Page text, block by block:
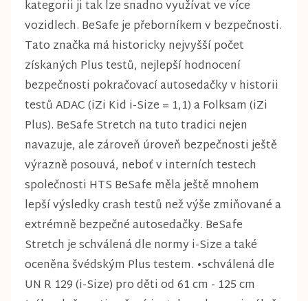
kategorii ji tak lze snadno využívat ve více
vozidlech. BeSafe je přeborníkem v bezpečnosti.
Tato značka má historicky nejvyšší počet
získaných Plus testů, nejlepší hodnocení
bezpečnosti pokračovací autosedačky v historii
testů ADAC (iZi Kid i-Size = 1,1) a Folksam (iZi
Plus). BeSafe Stretch na tuto tradici nejen
navazuje, ale zároveň úroveň bezpečnosti ještě
výrazně posouvá, neboť v interních testech
společnosti HTS BeSafe měla ještě mnohem
lepší výsledky crash testů než výše zmiňované a
extrémně bezpečné autosedačky. BeSafe
Stretch je schválená dle normy i-Size a také
oceněna švédským Plus testem. •schválená dle
UN R 129 (i-Size) pro děti od 61 cm - 125 cm